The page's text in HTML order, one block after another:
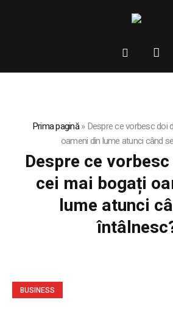
Prima pagină»Despre ce vorbesc doi
oameni din lume atunci când
Despre ce
cei mai bogați
lume atunci
BUSINESS